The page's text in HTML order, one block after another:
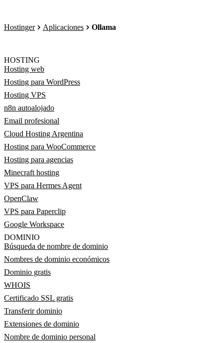
Hostinger Aplicaciones Ollama
HOSTING
Hosting web
Hosting para WordPress
Hosting VPS
n8n autoalojado
Email profesional
Cloud Hosting Argentina
Hosting para WooCommerce
Hosting para agencias
Minecraft hosting
VPS para Hermes Agent
OpenClaw
VPS para Paperclip
Google Workspace
DOMINIO
Búsqueda de nombre de dominio
Nombres de dominio económicos
Dominio gratis
WHOIS
Certificado SSL gratis
Transferir dominio
Extensiones de dominio
Nombre de dominio personal